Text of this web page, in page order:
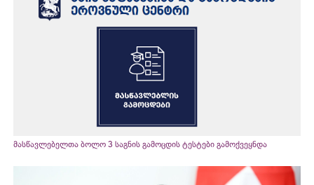
მასწავლებელთა ბოლო 3 საგნის გამოცდის ტესტები გამოქვეყნდა